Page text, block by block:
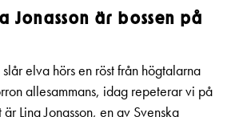
Jonasson är bossen på
elva hörs en röst från högtalarna
allesammans, idag repeterar vi på
Lina Jonasson, en av Svenska